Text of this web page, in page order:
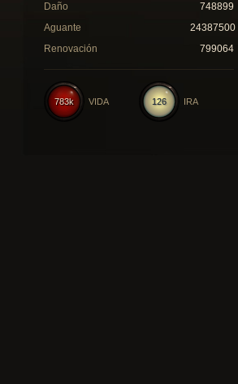
Daño
748899
Aguante
24387500
Renovación
799064
126 IRA
783k VIDA